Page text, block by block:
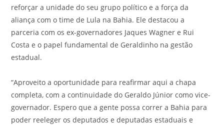
reforçar a unidade do seu grupo político e a força da
aliança com o time de Lula na Bahia. Ele destacou a
parceria com os ex-governadores Jaques Wagner e Rui
Costa e o papel fundamental de Geraldinho na gestão
estadual.
“Aproveito a oportunidade para reafirmar aqui a chapa
completa, com a continuidade do Geraldo Júnior como vice-
governador. Espero que a gente possa correr a Bahia para
poder reeleger os deputados e deputadas estaduais e